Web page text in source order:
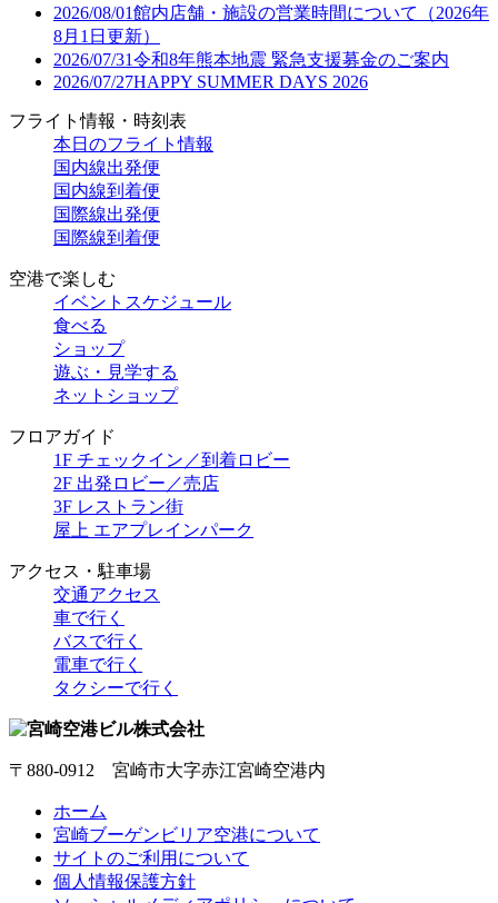
2026/08/01館内店舗・施設の営業時間について（2026年
8月1日更新）
2026/07/31令和8年熊本地震 緊急支援募金のご案内
2026/07/27HAPPY SUMMER DAYS 2026
フライト情報・時刻表
本日のフライト情報
国内線出発便
国内線到着便
国際線出発便
国際線到着便
空港で楽しむ
イベントスケジュール
食べる
ショップ
遊ぶ・見学する
ネットショップ
フロアガイド
1F チェックイン／到着ロビー
2F 出発ロビー／売店
3F レストラン街
屋上 エアプレインパーク
アクセス・駐車場
交通アクセス
車で行く
バスで行く
電車で行く
タクシーで行く
〒880-0912 宮崎市大字赤江宮崎空港内
ホーム
宮崎ブーゲンビリア空港について
サイトのご利用について
個人情報保護方針